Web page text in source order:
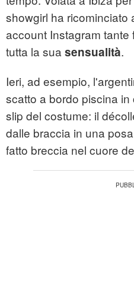
showgirl ha ricominciato
account Instagram
tutta la sua sensualità.
Ieri, ad esempio,
scatto a bordo piscina
slip del costume: il
dalle braccia in una
fatto breccia nel cuore